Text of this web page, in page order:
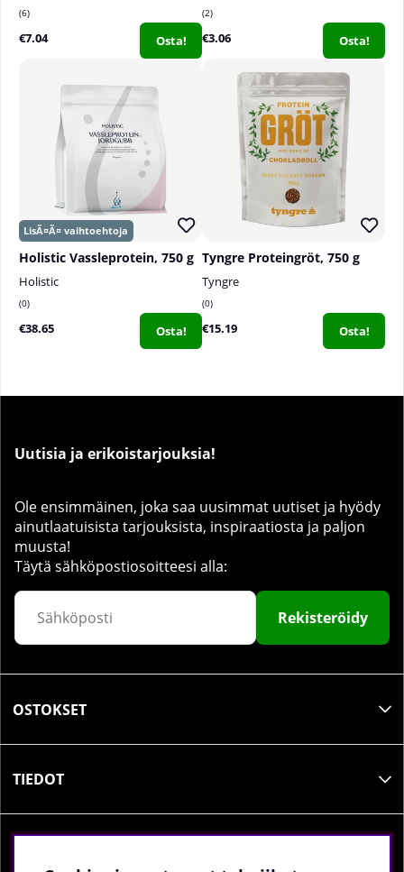
6
€7.04 Osta!
2
€3.06 Osta!
Holistic Vassleprotein, 750 g
Holistic
0
€38.65 Osta!
Tyngre Proteingröt, 750 g
Tyngre
0
€15.19 Osta!
Uutisia ja erikoistarjouksia!
Ole ensimmäinen, joka saa uusimmat uutiset ja hyödy
ainutlaatuisista tarjouksista, inspiraatiosta ja paljon
muusta!
Täytä sähköpostiosoitteesi alla:
Rekisteröidy
OSTOKSET
TIEDOT